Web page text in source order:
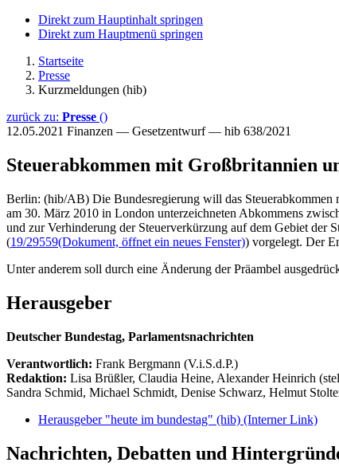
Direkt zum Hauptinhalt springen
Direkt zum Hauptmenü springen
Startseite
Presse
Kurzmeldungen (hib)
zurück zu: Presse ()
12.05.2021 Finanzen — Gesetzentwurf — hib 638/2021
Steuerabkommen mit Großbritannien
Berlin: (hib/AB) Die Bundesregierung will das Steuerabkommen
am 30. März 2010 in London unterzeichneten Abkommens
und zur Verhinderung der Steuerverkürzung auf dem Gebiet der
(19/29559(Dokument, öffnet ein neues Fenster)) vorgelegt. Der
Unter anderem soll durch eine Änderung der Präambel
Herausgeber
Deutscher Bundestag, Parlamentsnachrichten
Verantwortlich: Frank Bergmann (V.i.S.d.P.)
Redaktion: Lisa Brüßler, Claudia Heine, Alexander Heinrich
Sandra Schmid, Michael Schmidt, Denise Schwarz, Helmut
Herausgeber "heute im bundestag" (hib) (Interner Link)
Nachrichten, Debatten und